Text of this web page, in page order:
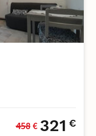
458 € 321 €